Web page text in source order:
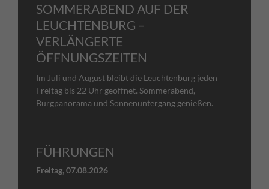
SOMMERABEND AUF DER
LEUCHTENBURG –
VERLÄNGERTE
ÖFFNUNGSZEITEN
Im Juli und August bleibt die Leuchtenburg jeden
Freitag bis 22 Uhr geöffnet. Sommerabend,
Burgpanorama und Sonnenuntergang genießen.
FÜHRUNGEN
Freitag, 07.08.2026